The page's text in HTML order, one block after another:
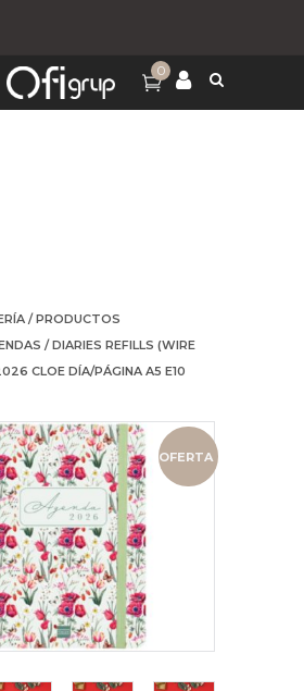
0
/PRODUCTOS
/DIARIES REFILLS (WIRE
CLOE DÍA/PÁGINA A5 E10
OFERTA